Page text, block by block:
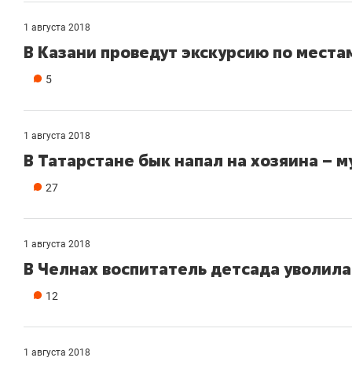
1 августа 2018
В Казани проведут экскурсию по
5
1 августа 2018
В Татарстане бык напал на хозяина –
27
1 августа 2018
В Челнах воспитатель детсада
12
1 августа 2018